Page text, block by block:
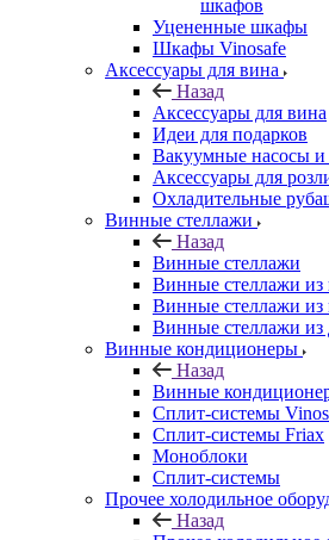
шкафов
Уцененные шкафы
Шкафы Vinosafe
Аксессуары для вина
Назад
Аксессуары для вина
Идеи для подарков
Вакуумные насосы и
Аксессуары для
Охладительные
Винные стеллажи
Назад
Винные стеллажи
Винные стеллажи из
Винные стеллажи из
Винные стеллажи из
Винные кондиционеры
Назад
Винные
Сплит-системы
Сплит-системы Friax
Моноблоки
Сплит-системы
Прочее холодильное
Назад